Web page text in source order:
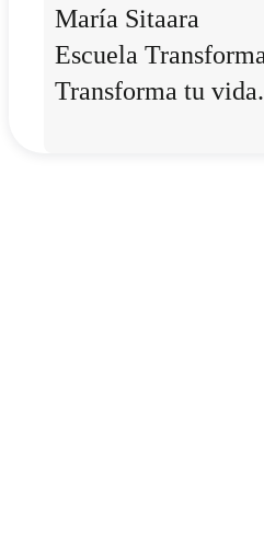
María Sitaara
Escuela
Transforma tu